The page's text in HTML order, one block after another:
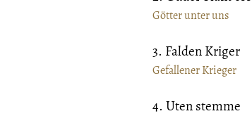
Götter unter uns
3. Falden Kriger
Gefallener Krieger
4. Uten stemme